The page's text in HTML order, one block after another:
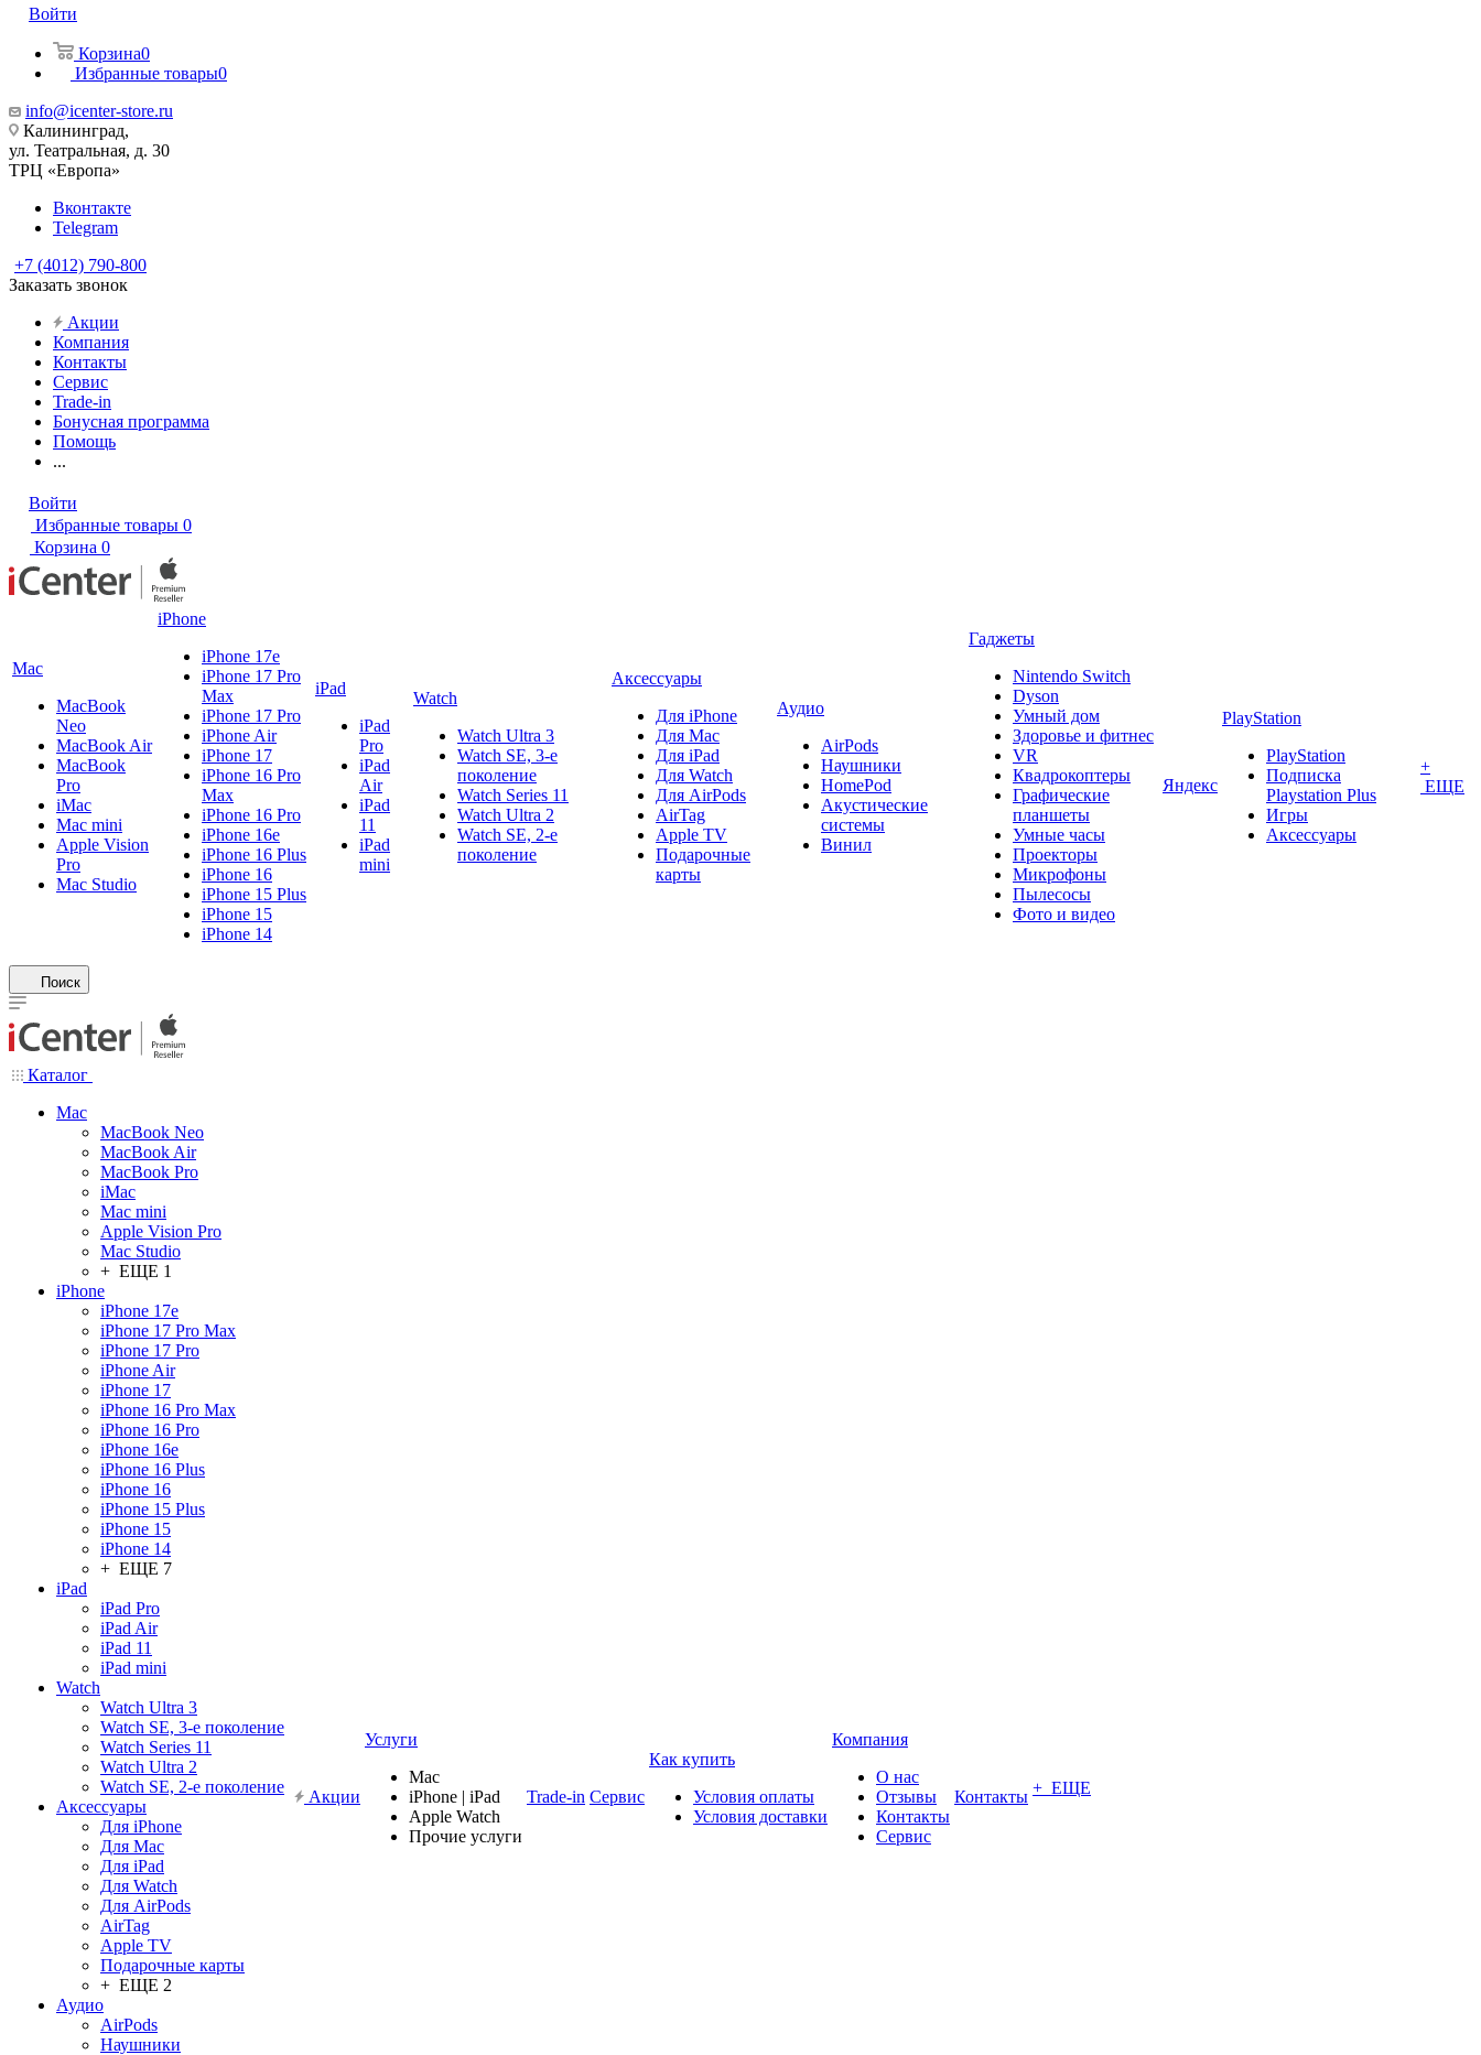
Войти
Корзина0
Избранные товары0
info@icenter-store.ru
Калининград,
ул. Театральная, д. 30
ТРЦ «Европа»
Вконтакте
Telegram
+7 (4012) 790-800
Заказать звонок
Акции
Компания
Контакты
Сервис
Trade-in
Бонусная программа
Помощь
...
Войти
Избранные товары 0
Корзина 0
Mac
MacBook
Neo
MacBook Air
MacBook
Pro
iMac
Mac mini
Apple Vision
Pro
Mac Studio
iPhone
iPhone 17e
iPhone 17 Pro
Max
iPhone 17 Pro
iPhone Air
iPhone 17
iPhone 16 Pro
Max
iPhone 16 Pro
iPhone 16e
iPhone 16 Plus
iPhone 16
iPhone 15 Plus
iPhone 15
iPhone 14
iPad
iPad
Pro
iPad
Air
iPad
11
iPad
mini
Watch
Watch Ultra 3
Watch SE, 3-е
поколение
Watch Series 11
Watch Ultra 2
Watch SE, 2-е
поколение
Аксессуары
Для iPhone
Для Mac
Для iPad
Для Watch
Для AirPods
AirTag
Apple TV
Подарочные
карты
Аудио
AirPods
Наушники
HomePod
Акустические
системы
Винил
Гаджеты
Nintendo Switch
Dyson
Умный дом
Здоровье и фитнес
VR
Квадрокоптеры
Графические
планшеты
Умные часы
Проекторы
Микрофоны
Пылесосы
Фото и видео
Яндекс
PlayStation
PlayStation
Подписка
Playstation Plus
Игры
Аксессуары
+
ЕЩЕ
Поиск
Каталог
Mac
MacBook Neo
MacBook Air
MacBook Pro
iMac
Mac mini
Apple Vision Pro
Mac Studio
+ ЕЩЕ 1
iPhone
iPhone 17e
iPhone 17 Pro Max
iPhone 17 Pro
iPhone Air
iPhone 17
iPhone 16 Pro Max
iPhone 16 Pro
iPhone 16e
iPhone 16 Plus
iPhone 16
iPhone 15 Plus
iPhone 15
iPhone 14
+ ЕЩЕ 7
iPad
iPad Pro
iPad Air
iPad 11
iPad mini
Watch
Watch Ultra 3
Watch SE, 3-е поколение
Watch Series 11
Watch Ultra 2
Watch SE, 2-е поколение
Аксессуары
Для iPhone
Для Mac
Для iPad
Для Watch
Для AirPods
AirTag
Apple TV
Подарочные карты
+ ЕЩЕ 2
Аудио
AirPods
Наушники
Акции
Услуги
Mac
iPhone | iPad
Apple Watch
Прочие услуги
Trade-in Сервис
Как купить
Условия оплаты
Условия доставки
Компания
О нас
Отзывы
Контакты
Сервис
Контакты + ЕЩЕ